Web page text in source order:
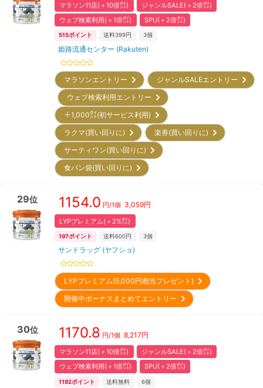
マラソン11店(＋10倍㌽)
ジャンルSALE(＋2倍㌽)
ウェブ検索利用(＋1倍㌽)
SPU(＋2倍㌽)
515ポイント 送料399円 3個
姫路流通センター (Rakuten)
マラソンエントリー
ジャンルSALEエントリー
ウェブ検索利用エントリー
＋1,000㌽(初サービス利用)
ラクマ(買い回りに)
楽券(買い回りに)
サーティワン(買い回りに)
食パン袋(買い回りに)
29位 1154.0 円/1個 3,059円
LYPプレミアム(＋2%㌽)
197ポイント 送料600円 3個
サンドラッグ (ヤフショ)
LYPプレミアム(5,000円相当プレゼント)
開催中ボーナスまとめてエントリー
30位 1170.8 円/1個 8,217円
マラソン11店(＋10倍㌽)
ジャンルSALE(＋2倍㌽)
ウェブ検索利用(＋1倍㌽)
SPU(＋2倍㌽)
1192ポイント 送料無料 6個